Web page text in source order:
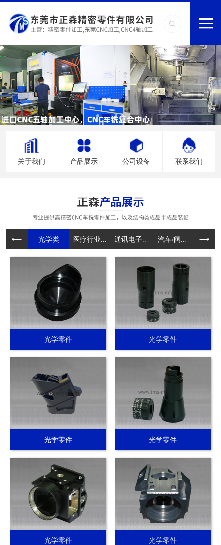
关于我们 产品展示 公司设备 联系我们
光学类 医疗行业... 通讯电子... 汽车/阀... 电动工
光学零件 光学零件
光学零件 光学零件
光学零件 光学零件